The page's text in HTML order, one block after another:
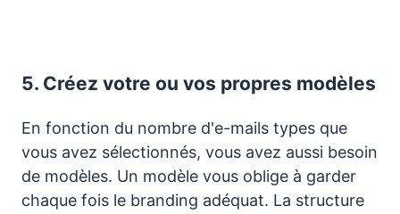
5. Créez votre ou vos propres modèles
En fonction du nombre d'e-mails types que
vous avez sélectionnés, vous avez aussi besoin
de modèles. Un modèle vous oblige à garder
chaque fois le branding adéquat. La structure